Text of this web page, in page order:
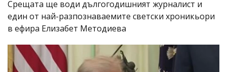
Срещата ще води дългогодишният журналист и
един от най-разпознаваемите светски хроникьори
в ефира Елизабет Методиева